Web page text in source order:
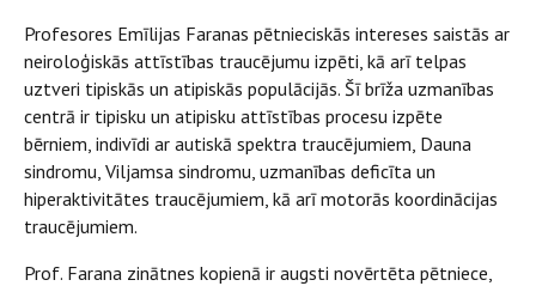
Profesores Emīlijas Faranas pētnieciskās intereses saistās ar
neiroloģiskās attīstības traucējumu izpēti, kā arī telpas
uztveri tipiskās un atipiskās populācijās. Šī brīža uzmanības
centrā ir tipisku un atipisku attīstības procesu izpēte
bērniem, indivīdi ar autiskā spektra traucējumiem, Dauna
sindromu, Viljamsa sindromu, uzmanības deficīta un
hiperaktivitātes traucējumiem, kā arī motorās koordinācijas
traucējumiem.
Prof. Farana zinātnes kopienā ir augsti novērtēta pētniece,